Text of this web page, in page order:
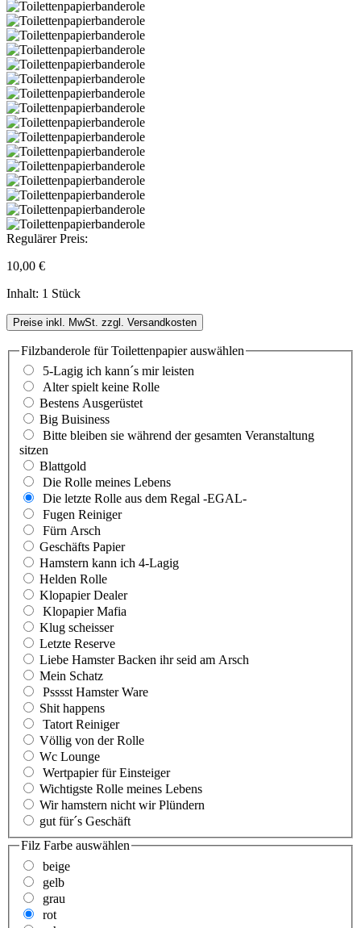
Regulärer Preis:
10,00 €
Inhalt: 1 Stück
Preise inkl. MwSt. zzgl. Versandkosten
Filzbanderole für Toilettenpapierauswählen
5-Lagig ich kann´s mir leisten
Alter spielt keine Rolle
Bestens Ausgerüstet
Big Buisiness
Bitte bleiben sie während der gesamten Veranstaltung
sitzen
Blattgold
Die Rolle meines Lebens
Die letzte Rolle aus dem Regal -EGAL-
Fugen Reiniger
Fürn Arsch
Geschäfts Papier
Hamstern kann ich 4-Lagig
Helden Rolle
Klopapier Dealer
Klopapier Mafia
Klug scheisser
Letzte Reserve
Liebe Hamster Backen ihr seid am Arsch
Mein Schatz
Psssst Hamster Ware
Shit happens
Tatort Reiniger
Völlig von der Rolle
Wc Lounge
Wertpapier für Einsteiger
Wichtigste Rolle meines Lebens
Wir hamstern nicht wir Plündern
gut für´s Geschäft
Filz Farbe auswählen
beige
gelb
grau
rot